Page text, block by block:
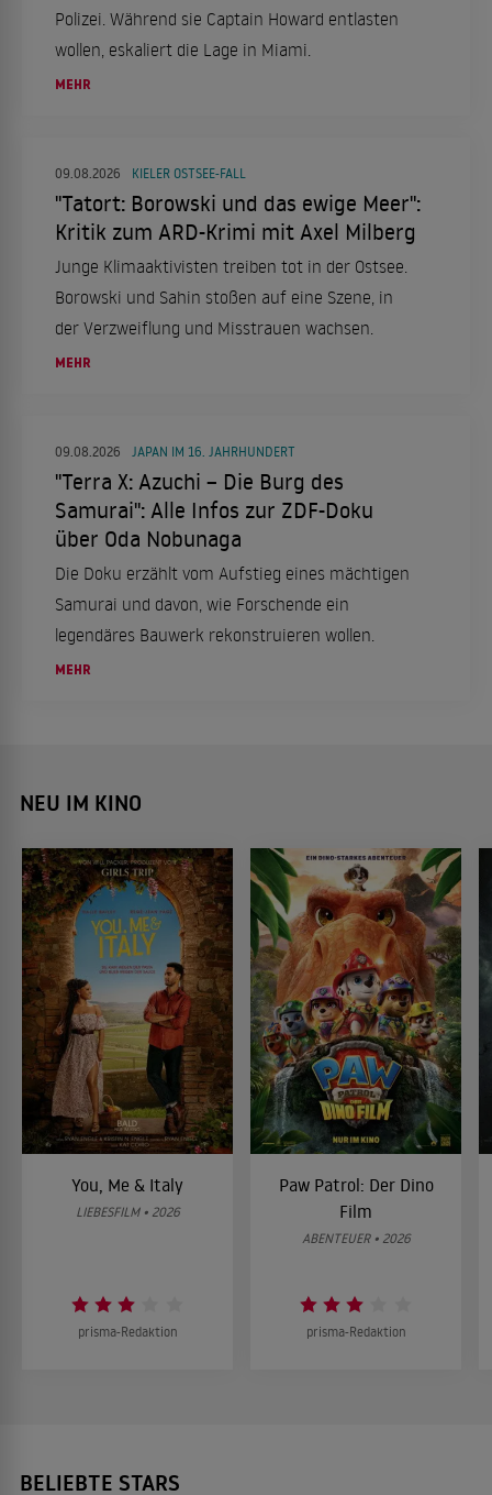
Polizei. Während sie Captain Howard entlasten
wollen, eskaliert die Lage in Miami.
MEHR
09.08.2026 KIELER OSTSEE-FALL
"Tatort: Borowski und das ewige Meer":
Kritik zum ARD-Krimi mit Axel Milberg
Junge Klimaaktivisten treiben tot in der Ostsee.
Borowski und Sahin stoßen auf eine Szene, in
der Verzweiflung und Misstrauen wachsen.
MEHR
09.08.2026 JAPAN IM 16. JAHRHUNDERT
"Terra X: Azuchi – Die Burg des
Samurai": Alle Infos zur ZDF-Doku
über Oda Nobunaga
Die Doku erzählt vom Aufstieg eines mächtigen
Samurai und davon, wie Forschende ein
legendäres Bauwerk rekonstruieren wollen.
MEHR
NEU IM KINO
You, Me & Italy
LIEBESFILM • 2026
prisma-Redaktion
Paw Patrol: Der Dino
Film
ABENTEUER • 2026
prisma-Redaktion
BELIEBTE STARS